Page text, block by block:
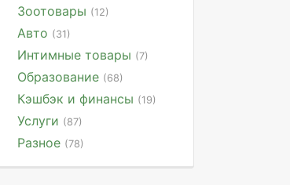
Зоотовары (12)
Авто (31)
Интимные товары (7)
Образование (68)
Кэшбэк и финансы (19)
Услуги (87)
Разное (78)